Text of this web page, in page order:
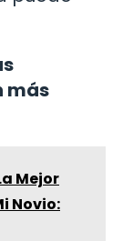
más
Mejor
Novio: